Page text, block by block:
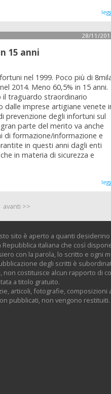
28/11/
15 anni
nel 1999. Poco più di
2014. Meno 60,5% in 15 anni.
il traguardo straordinario
dalle imprese artigiane venete
prevenzione degli infortuni sul
parte del merito va anche
di formazione/informazione e
in questi anni dagli enti
in materia di sicurezza e
avanti >>
sito è aperto a quanti
Repubblica italiana che così
con la parola, lo scritto e ogni
degli scritti è
non costituisce alcun rapporto di
a titolo gratuito.
articoli, fotografie, composizioni
pubblicati, non vengono restituiti.